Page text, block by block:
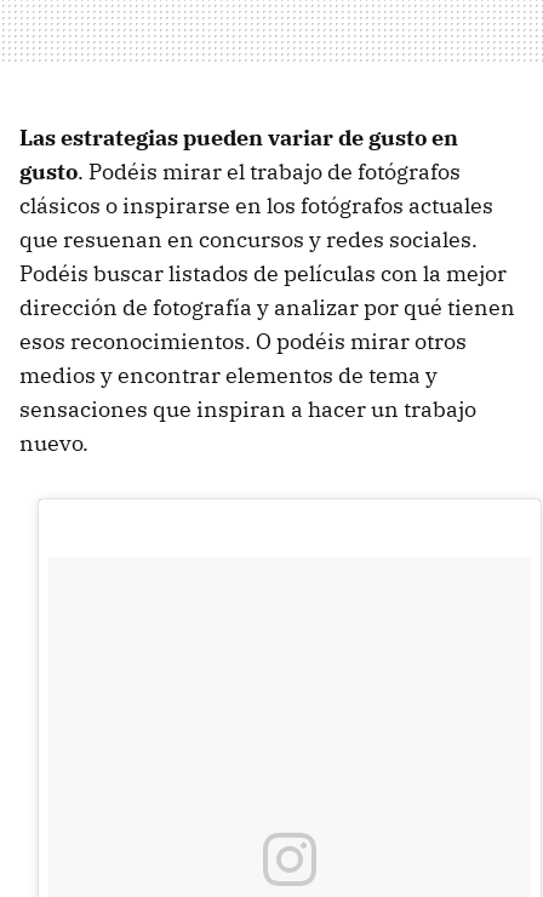
Las estrategias pueden variar de gusto en
gusto. Podéis mirar el trabajo de fotógrafos
clásicos o inspirarse en los fotógrafos actuales
que resuenan en concursos y redes sociales.
Podéis buscar listados de películas con la mejor
dirección de fotografía y analizar por qué tienen
esos reconocimientos. O podéis mirar otros
medios y encontrar elementos de tema y
sensaciones que inspiran a hacer un trabajo
nuevo.